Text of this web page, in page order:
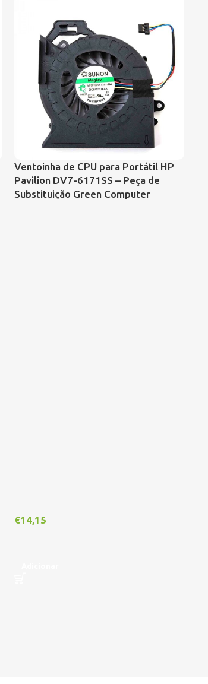
Ventoinha de CPU para Portátil HP
Pavilion DV7-6171SS – Peça de
Substituição Green Computer
€14,15